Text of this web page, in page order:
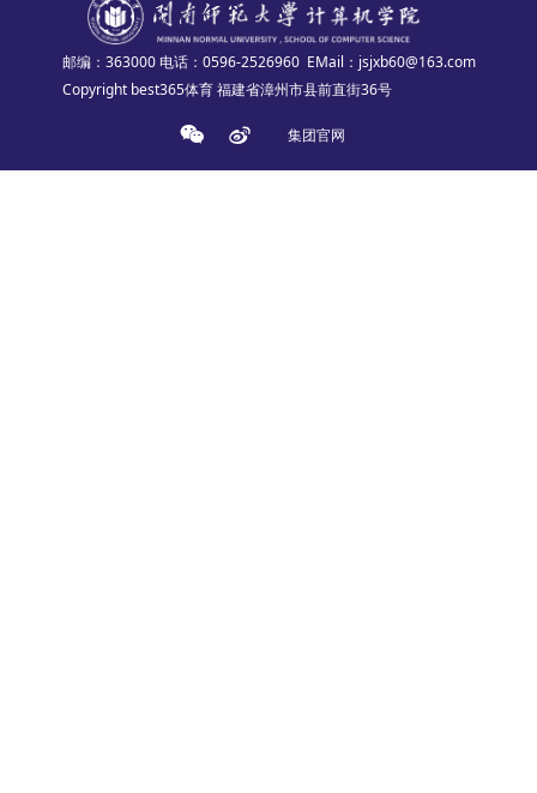
邮编：363000 电话：0596-2526960 EMail：jsjxb60@163.com
Copyright best365体育 福建省漳州市县前直街36号
集团官网